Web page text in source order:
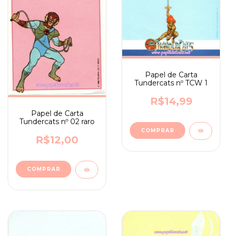
Papel de Carta
Tundercats nº 02 raro
R$12,00
Papel de Carta
Tundercats nº TCW 1
R$14,99